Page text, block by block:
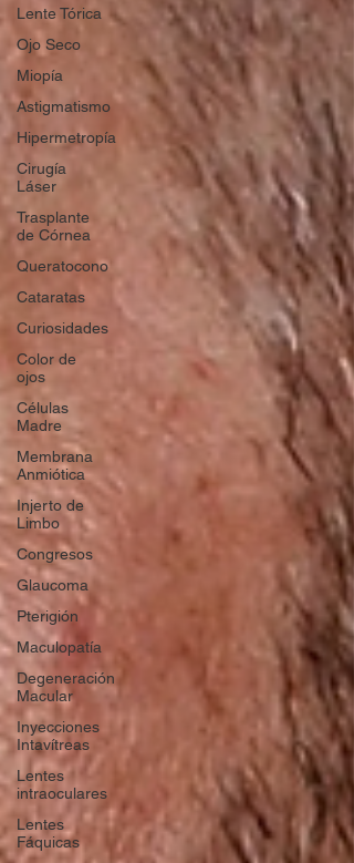
Lente Tórica
Ojo Seco
Miopía
Astigmatismo
Hipermetropía
Cirugía
Láser
Trasplante
de Córnea
Queratocono
Cataratas
Curiosidades
Color de
ojos
Células
Madre
Membrana
Anmiótica
Injerto de
Limbo
Congresos
Glaucoma
Pterigión
Maculopatía
Degeneración
Macular
Inyecciones
Intavítreas
Lentes
intraoculares
Lentes
Fáquicas